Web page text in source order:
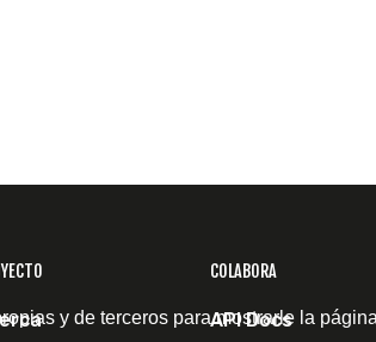
COLABORA
API Docs
y de terceros para mostrarle la